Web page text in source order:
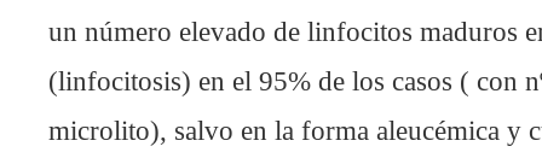
un número elevado de linfocitos maduros
(linfocitosis) en el 95% de los casos ( con
microlito), salvo en la forma aleucémica y